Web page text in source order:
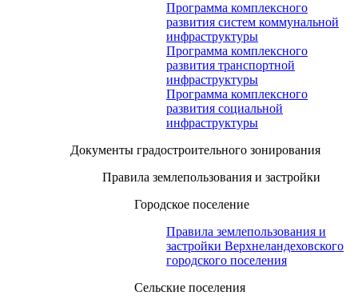
Программа комплексного
развития систем коммунальной
инфраструктуры
Программа комплексного
развития транспортной
инфраструктуры
Программа комплексного
развития социальной
инфраструктуры
Документы градостроительного зонирования
Правила землепользования и застройки
Городское поселение
Правила землепользования и
застройки Верхнеландеховского
городского поселения
Сельские поселения